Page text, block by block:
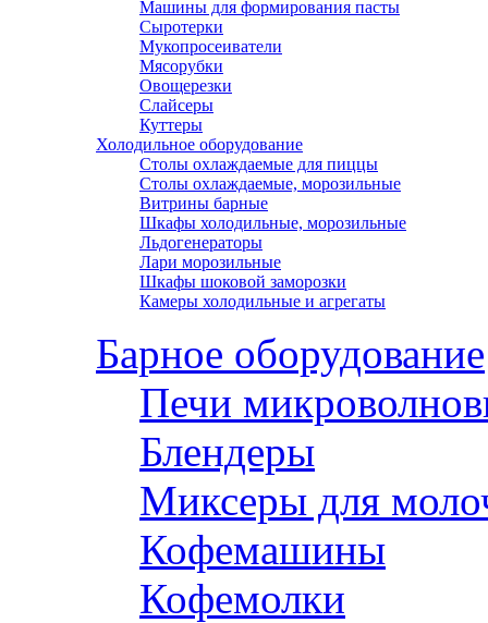
Машины для формирования пасты
Сыротерки
Мукопросеиватели
Мясорубки
Овощерезки
Слайсеры
Куттеры
Холодильное оборудование
Столы охлаждаемые для пиццы
Столы охлаждаемые, морозильные
Витрины барные
Шкафы холодильные, морозильные
Льдогенераторы
Лари морозильные
Шкафы шоковой заморозки
Камеры холодильные и агрегаты
Барное оборудование
Печи
Блендеры
Миксеры для
Кофемашины
Кофемолки